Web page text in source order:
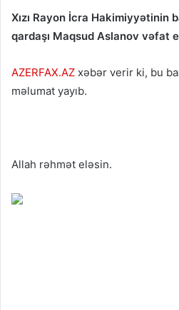
Xızı Rayon İcra Hakimiyyətinin
qardaşı Maqsud Aslanov vəfat
AZERFAX.AZ xəbər verir ki, bu
məlumat yayıb.
Allah rəhmət eləsin.